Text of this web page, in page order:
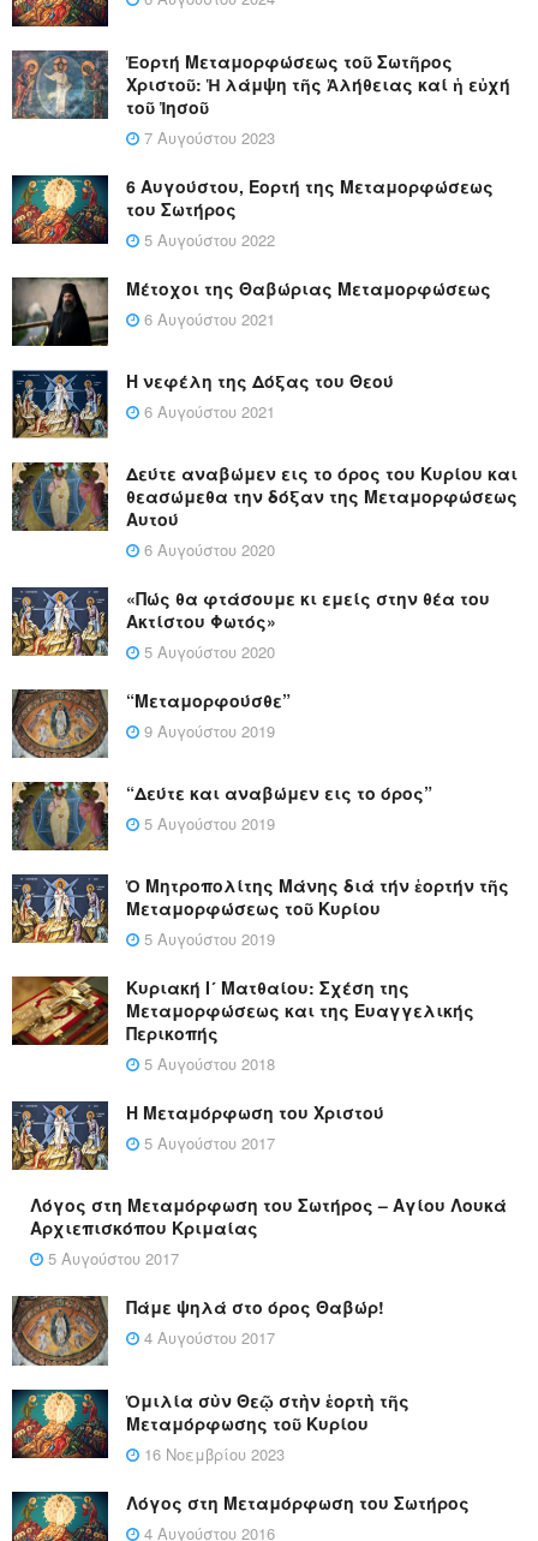
Ἑορτή Μεταμορφώσεως τοῦ Σωτῆρος
Χριστοῦ: Ἡ λάμψη τῆς Ἀλήθειας καί ἡ εὐχή
τοῦ Ἰησοῦ
7 Αυγούστου 2023
6 Αυγούστου, Εορτή της Μεταμορφώσεως
του Σωτήρος
5 Αυγούστου 2022
Μέτοχοι της Θαβώριας Μεταμορφώσεως
6 Αυγούστου 2021
Η νεφέλη της Δόξας του Θεού
6 Αυγούστου 2021
Δεύτε αναβώμεν εις το όρος του Κυρίου και
θεασώμεθα την δόξαν της Μεταμορφώσεως
Αυτού
6 Αυγούστου 2020
«Πώς θα φτάσουμε κι εμείς στην θέα του
Ακτίστου Φωτός»
5 Αυγούστου 2020
“Μεταμορφούσθε”
9 Αυγούστου 2019
“Δεύτε και αναβώμεν εις το όρος”
5 Αυγούστου 2019
Ὁ Μητροπολίτης Μάνης διά τήν ἑορτήν τῆς
Μεταμορφώσεως τοῦ Κυρίου
5 Αυγούστου 2019
Κυριακή Ι´ Ματθαίου: Σχέση της
Μεταμορφώσεως και της Ευαγγελικής
Περικοπής
5 Αυγούστου 2018
Η Μεταμόρφωση του Χριστού
5 Αυγούστου 2017
Λόγος στη Μεταμόρφωση του Σωτήρος – Αγίου Λουκά
Αρχιεπισκόπου Κριμαίας
5 Αυγούστου 2017
Πάμε ψηλά στο όρος Θαβώρ!
4 Αυγούστου 2017
Ὁμιλία σὺν Θεῷ στὴν ἑορτὴ τῆς
Μεταμόρφωσης τοῦ Κυρίου
16 Νοεμβρίου 2023
Λόγος στη Μεταμόρφωση του Σωτήρος
4 Αυγούστου 2016